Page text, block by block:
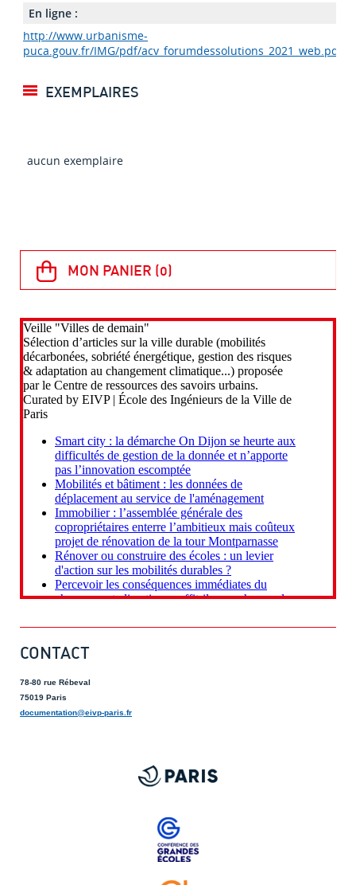
En ligne :
http://www.urbanisme-
puca.gouv.fr/IMG/pdf/acv_forumdessolutions_2021_web.pdf
EXEMPLAIRES
aucun exemplaire
CONTACT
78-80 rue Rébeval
75019 Paris
documentation@eivp-paris.fr